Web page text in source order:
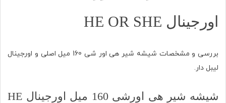
اورجینال HE OR SHE
بررسی و مشخصات شیشه شیر هی اور شی 160 میل اصلی و اورجینال
لیبل دار.
شیشه شیر هی اورشی 160 میل اورجینال HE